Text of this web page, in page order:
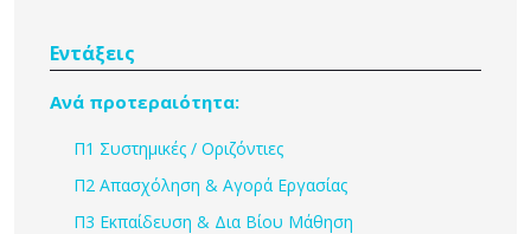
Εντάξεις
Ανά προτεραιότητα:
Π1 Συστημικές / Οριζόντιες
Π2 Απασχόληση & Αγορά Εργασίας
Π3 Εκπαίδευση & Δια Βίου Μάθηση